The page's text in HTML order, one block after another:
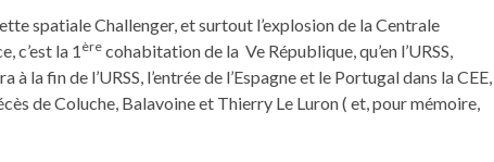
spatiale Challenger, et surtout l’explosion de la Centrale
c’est la 1 ère cohabitation de la Ve République, qu’en l’URSS,
la fin de l’URSS, l’entrée de l’Espagne et le Portugal dans la CEE,
de Coluche, Balavoine et Thierry Le Luron ( et, pour mémoire,